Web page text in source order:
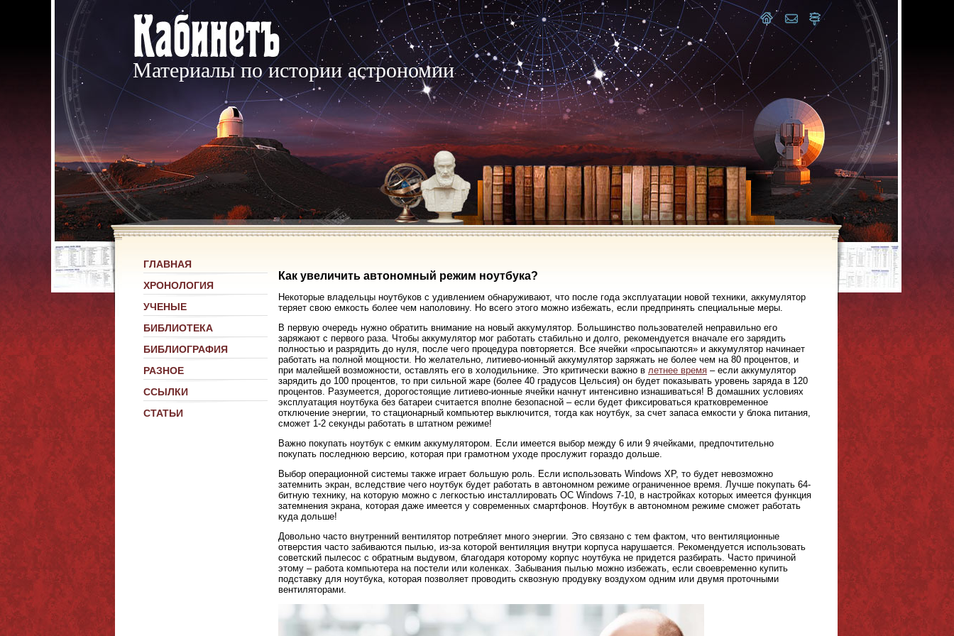
Материалы по истории астрономии
ГЛАВНАЯ
ХРОНОЛОГИЯ
УЧЕНЫЕ
БИБЛИОТЕКА
БИБЛИОГРАФИЯ
РАЗНОЕ
ССЫЛКИ
СТАТЬИ
Как увеличить автономный режим ноутбука?
Некоторые владельцы ноутбуков с удивлением обнаруживают, что после года эксплуатации новой техники, аккумулятор
теряет свою емкость более чем наполовину. Но всего этого можно избежать, если предпринять специальные меры.
В первую очередь нужно обратить внимание на новый аккумулятор. Большинство пользователей неправильно его
заряжают с первого раза. Чтобы аккумулятор мог работать стабильно и долго, рекомендуется вначале его зарядить
полностью и разрядить до нуля, после чего процедура повторяется. Все ячейки «просыпаются» и аккумулятор начинает
работать на полной мощности. Но желательно, литиево-ионный аккумулятор заряжать не более чем на 80 процентов, и
при малейшей возможности, оставлять его в холодильнике. Это критически важно в летнее время – если аккумулятор
зарядить до 100 процентов, то при сильной жаре (более 40 градусов Цельсия) он будет показывать уровень заряда в 120
процентов. Разумеется, дорогостоящие литиево-ионные ячейки начнут интенсивно изнашиваться! В домашних условиях
эксплуатация ноутбука без батареи считается вполне безопасной – если будет фиксироваться кратковременное
отключение энергии, то стационарный компьютер выключится, тогда как ноутбук, за счет запаса емкости у блока питания,
сможет 1-2 секунды работать в штатном режиме!
Важно покупать ноутбук с емким аккумулятором. Если имеется выбор между 6 или 9 ячейками, предпочтительно
покупать последнюю версию, которая при грамотном уходе прослужит гораздо дольше.
Выбор операционной системы также играет большую роль. Если использовать Windows XP, то будет невозможно
затемнить экран, вследствие чего ноутбук будет работать в автономном режиме ограниченное время. Лучше покупать 64-
битную технику, на которую можно с легкостью инсталлировать ОС Windows 7-10, в настройках которых имеется функция
затемнения экрана, которая даже имеется у современных смартфонов. Ноутбук в автономном режиме сможет работать
куда дольше!
Довольно часто внутренний вентилятор потребляет много энергии. Это связано с тем фактом, что вентиляционные
отверстия часто забиваются пылью, из-за которой вентиляция внутри корпуса нарушается. Рекомендуется использовать
советский пылесос с обратным выдувом, благодаря которому корпус ноутбука не придется разбирать. Часто причиной
этому – работа компьютера на постели или коленках. Забывания пылью можно избежать, если своевременно купить
подставку для ноутбука, которая позволяет проводить сквозную продувку воздухом одним или двумя проточными
вентиляторами.